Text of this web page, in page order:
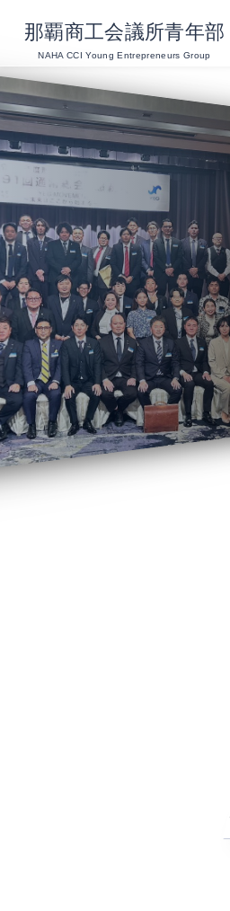
那覇商工会議所青年部
NAHA CCI Young Entrepreneurs Group